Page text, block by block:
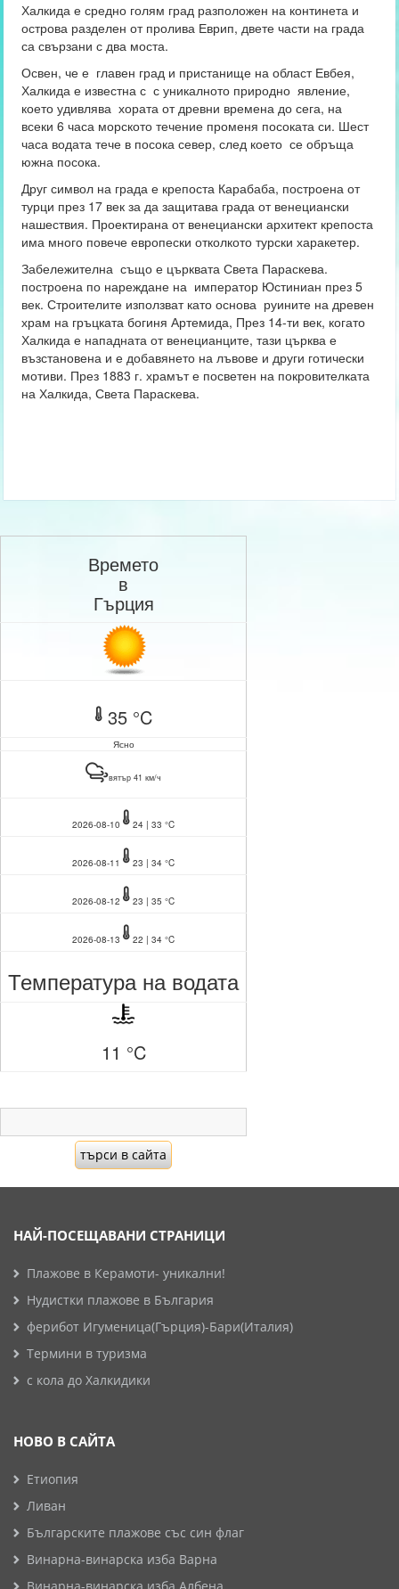
Халкида е средно голям град разположен на континета и
острова разделен от пролива Еврип, двете части на града
са свързани с два моста.
Освен, че е главен град и пристанище на област Евбея,
Халкида е известна с с уникалното природно явление,
което удивлява хората от древни времена до сега, на
всеки 6 часа морското течение променя посоката си. Шест
часа водата тече в посока север, след което се обръща
южна посока.
Друг символ на града е крепоста Карабаба, построена от
турци през 17 век за да защитава града от венециански
нашествия. Проектирана от венециански архитект крепоста
има много повече европески отколкото турски харакетер.
Забележителна също е църквата Света Параскева.
построена по нареждане на император Юстиниан през 5
век. Строителите използват като основа руините на древен
храм на гръцката богиня Артемида, През 14-ти век, когато
Халкида е нападната от венецианците, тази църква е
възстановена и е добавянето на лъвове и други готически
мотиви. През 1883 г. храмът е посветен на покровителката
на Халкида, Света Параскева.
Времето
в
Гърция
35 °C
Ясно
вятър 41 км/ч
2026-08-10 24 | 33 °C
2026-08-11 23 | 34 °C
2026-08-12 23 | 35 °C
2026-08-13 22 | 34 °C
Температура на водата
11 °C
НАЙ-ПОСЕЩАВАНИ СТРАНИЦИ
Плажове в Керамоти- уникални!
Нудистки плажове в България
ферибот Игуменица(Гърция)-Бари(Италия)
Термини в туризма
с кола до Халкидики
НОВО В САЙТА
Етиопия
Ливан
Българските плажове със син флаг
Винарна-винарска изба Варна